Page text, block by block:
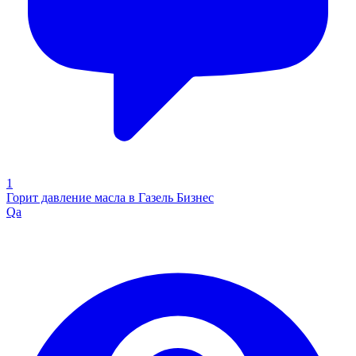
1
Горит давление масла в Газель Бизнес
Qa